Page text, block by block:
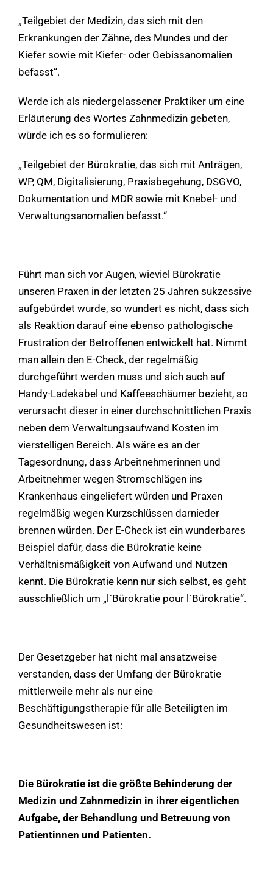
„Teilgebiet der Medizin, das sich mit den
Erkrankungen der Zähne, des Mundes und der
Kiefer sowie mit Kiefer- oder Gebissanomalien
befasst“.
Werde ich als niedergelassener Praktiker um eine
Erläuterung des Wortes Zahnmedizin gebeten,
würde ich es so formulieren:
„Teilgebiet der Bürokratie, das sich mit Anträgen,
WP, QM, Digitalisierung, Praxisbegehung, DSGVO,
Dokumentation und MDR sowie mit Knebel- und
Verwaltungsanomalien befasst.“
Führt man sich vor Augen, wieviel Bürokratie
unseren Praxen in der letzten 25 Jahren sukzessive
aufgebürdet wurde, so wundert es nicht, dass sich
als Reaktion darauf eine ebenso pathologische
Frustration der Betroffenen entwickelt hat. Nimmt
man allein den E-Check, der regelmäßig
durchgeführt werden muss und sich auch auf
Handy-Ladekabel und Kaffeeschäumer bezieht, so
verursacht dieser in einer durchschnittlichen Praxis
neben dem Verwaltungsaufwand Kosten im
vierstelligen Bereich. Als wäre es an der
Tagesordnung, dass Arbeitnehmerinnen und
Arbeitnehmer wegen Stromschlägen ins
Krankenhaus eingeliefert würden und Praxen
regelmäßig wegen Kurzschlüssen darnieder
brennen würden. Der E-Check ist ein wunderbares
Beispiel dafür, dass die Bürokratie keine
Verhältnismäßigkeit von Aufwand und Nutzen
kennt. Die Bürokratie kenn nur sich selbst, es geht
ausschließlich um „l`Bürokratie pour l`Bürokratie“.
Der Gesetzgeber hat nicht mal ansatzweise
verstanden, dass der Umfang der Bürokratie
mittlerweile mehr als nur eine
Beschäftigungstherapie für alle Beteiligten im
Gesundheitswesen ist:
Die Bürokratie ist die größte Behinderung der
Medizin und Zahnmedizin in ihrer eigentlichen
Aufgabe, der Behandlung und Betreuung von
Patientinnen und Patienten.